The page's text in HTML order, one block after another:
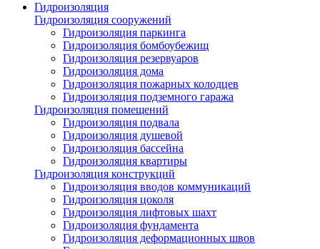
Гидроизоляция
Гидроизоляция сооружений
Гидроизоляция паркинга
Гидроизоляция бомбоубежищ
Гидроизоляция резервуаров
Гидроизоляция дома
Гидроизоляция пожарных колодцев
Гидроизоляция подземного гаража
Гидроизоляция помещений
Гидроизоляция подвала
Гидроизоляция душевой
Гидроизоляция бассейна
Гидроизоляция квартиры
Гидроизоляция конструкций
Гидроизоляция вводов коммуникаций
Гидроизоляция цоколя
Гидроизоляция лифтовых шахт
Гидроизоляция фундамента
Гидроизоляция деформационных швов